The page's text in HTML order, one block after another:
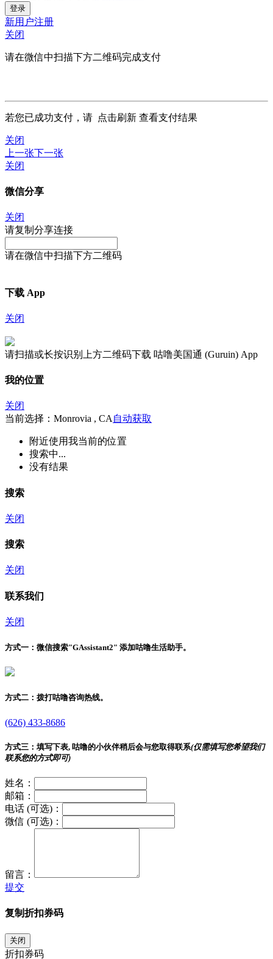
新用户注册
关闭
请在微信中扫描下方二维码完成支付
若您已成功支付，请 点击刷新 查看支付结果
关闭
上一张下一张
关闭
微信分享
关闭
请复制分享连接
请在微信中扫描下方二维码
下载 App
关闭
请扫描或长按识别上方二维码下载 咕噜美国通 (Guruin) App
我的位置
关闭
当前选择：Monrovia , CA 自动获取
附近使用我当前的位置
搜索中...
没有结果
搜索
关闭
搜索
关闭
联系我们
关闭
方式一： 微信搜索"GAssistant2" 添加咕噜生活助手。
方式二： 拨打咕噜咨询热线。
(626) 433-8686
方式三： 填写下表, 咕噜的小伙伴稍后会与您取得联系(仅需填写您希望我们
联系您的方式即可)
姓名：
邮箱：
电话 (可选)：
微信 (可选)：
留言：
提交
复制折扣券码
关闭
折扣券码